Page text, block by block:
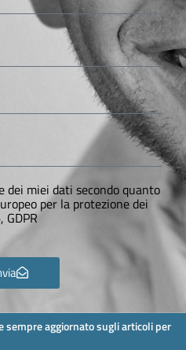
dei miei dati secondo quanto
per la protezione dei
aggiornato sugli articoli per